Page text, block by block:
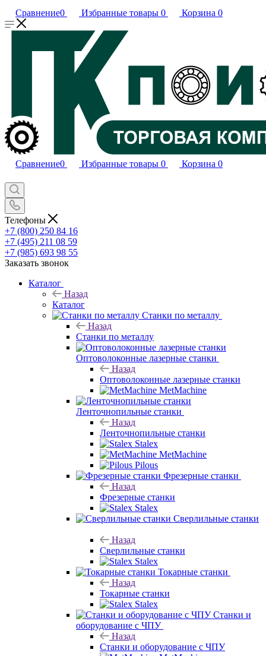
Сравнение0 Избранные товары 0 Корзина 0
Сравнение0 Избранные товары 0 Корзина 0
Телефоны
+7 (800) 250 84 16
+7 (495) 211 08 59
+7 (985) 693 98 55
Заказать звонок
Каталог
Назад
Каталог
Станки по металлу
Назад
Станки по металлу
Оптоволоконные лазерные станки
Назад
Оптоволоконные лазерные станки
MetMachine
Ленточнопильные станки
Назад
Ленточнопильные станки
Stalex
MetMachine
Pilous
Фрезерные станки
Назад
Фрезерные станки
Stalex
Сверлильные станки
Назад
Сверлильные станки
Stalex
Токарные станки
Назад
Токарные станки
Stalex
Станки и
оборудование с ЧПУ
Назад
Станки и оборудование с ЧПУ